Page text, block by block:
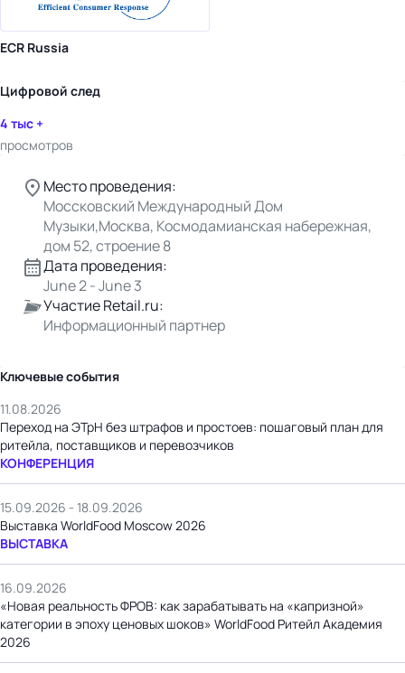
ECR Russia
Цифровой след
4 тыс +
просмотров
Место проведения:
Моссковский Международный Дом
Музыки,Москва, Космодамианская набережная,
дом 52, строение 8
Дата проведения:
June 2 - June 3
Участие Retail.ru:
Информационный партнер
Ключевые события
11.08.2026
Переход на ЭТрН без штрафов и простоев: пошаговый план для
ритейла, поставщиков и перевозчиков
КОНФЕРЕНЦИЯ
15.09.2026 - 18.09.2026
Выставка WorldFood Moscow 2026
ВЫСТАВКА
16.09.2026
«Новая реальность ФРОВ: как зарабатывать на «капризной»
категории в эпоху ценовых шоков» WorldFood Ритейл Академия
2026